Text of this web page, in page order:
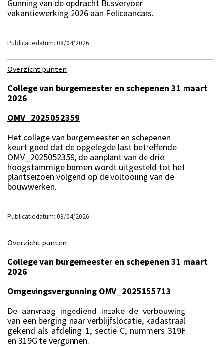
Gunning van de opdracht Busvervoer
vakantiewerking 2026 aan Pelicaancars.
Publicatiedatum: 08/04/2026
Overzicht punten
College van burgemeester en schepenen 31 maart
2026
OMV_2025052359
Het college van burgemeester en schepenen
keurt goed dat de opgelegde last betreffende
OMV_2025052359, de aanplant van de drie
hoogstammige bomen wordt uitgesteld tot het
plantseizoen volgend op de voltooiing van de
bouwwerken.
Publicatiedatum: 08/04/2026
Overzicht punten
College van burgemeester en schepenen 31 maart
2026
Omgevingsvergunning OMV_2025155713
De aanvraag ingediend inzake de verbouwing
van een berging naar verblijfslocatie, kadastraal
gekend als afdeling 1, sectie C, nummers 319F
en 319G te vergunnen.